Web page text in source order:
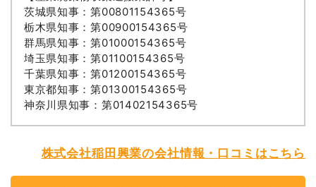
茨城県知事：第00801154365号
栃木県知事：第00900154365号
群馬県知事：第01000154365号
埼玉県知事：第01100154365号
千葉県知事：第01200154365号
東京都知事：第01300154365号
神奈川県知事：第01402154365号
株式会社稲田興業の会社情報・口コミはこちら